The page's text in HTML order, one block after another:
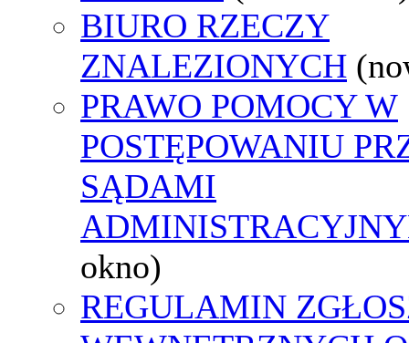
BIURO RZECZY
ZNALEZIONYCH
PRAWO POMOCY W
POSTĘPOWANIU
SĄDAMI
okno)
REGULAMIN